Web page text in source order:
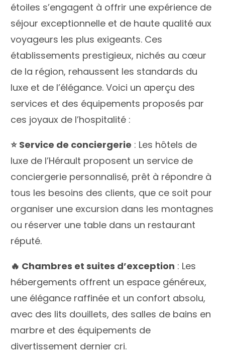
étoiles s’engagent à offrir une expérience de
séjour exceptionnelle et de haute qualité aux
voyageurs les plus exigeants. Ces
établissements prestigieux, nichés au cœur
de la région, rehaussent les standards du
luxe et de l’élégance. Voici un aperçu des
services et des équipements proposés par
ces joyaux de l’hospitalité :
⭐️ Service de conciergerie : Les hôtels de
luxe de l’Hérault proposent un service de
conciergerie personnalisé, prêt à répondre à
tous les besoins des clients, que ce soit pour
organiser une excursion dans les montagnes
ou réserver une table dans un restaurant
réputé.
🔥 Chambres et suites d’exception : Les
hébergements offrent un espace généreux,
une élégance raffinée et un confort absolu,
avec des lits douillets, des salles de bains en
marbre et des équipements de
divertissement dernier cri.